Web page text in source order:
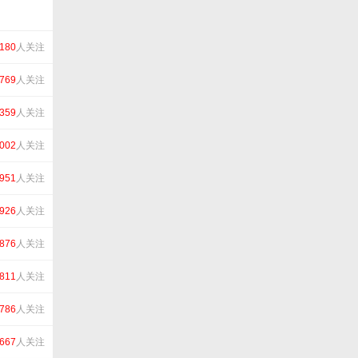
人关注
人关注
人关注
人关注
人关注
人关注
人关注
人关注
人关注
人关注